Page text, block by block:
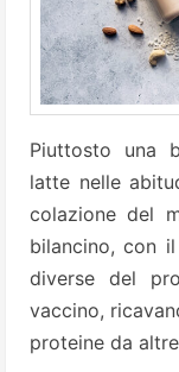
Piuttosto una
latte nelle
colazione del
bilancino, con
diverse del
vaccino,
proteine da